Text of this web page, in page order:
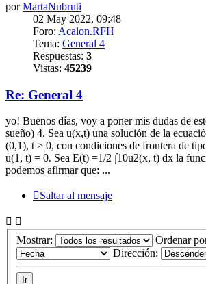
porMartaNubruti
02 May 2022, 09:48
Foro: Acalon.RFH
Tema: General 4
Respuestas: 3
Vistas: 45239
Re: General 4
yo! Buenos días, voy a poner mis dudas de
sueño) 4. Sea u(x,t) una solución de la
(0,1), t > 0, con condiciones de frontera de
u(1, t) = 0. Sea E(t) =1/2 ∫10u2(x, t) dx la
podemos afirmar que: ...
Saltar al mensaje
Mostrar:
Ordenar
Dirección: